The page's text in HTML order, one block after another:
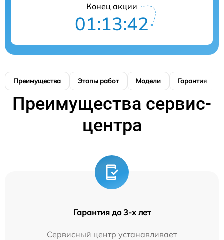
Конец акции
01:13:41
Преимущества Этапы работ Модели Гарантия
Преимущества сервис-
центра
Гарантия до 3-х лет
Сервисный центр устанавливает